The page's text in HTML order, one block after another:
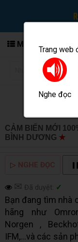
Trang web
Nghe đọc
MENU
CẢM BIẾN MỚI
BÌNH DƯƠNG ★
▷ NGHE ĐỌC
✉ Đã duyệt: ✓
Bạn đang tìm nhà
hãng như
Norgen ,
IFM,...và các sản